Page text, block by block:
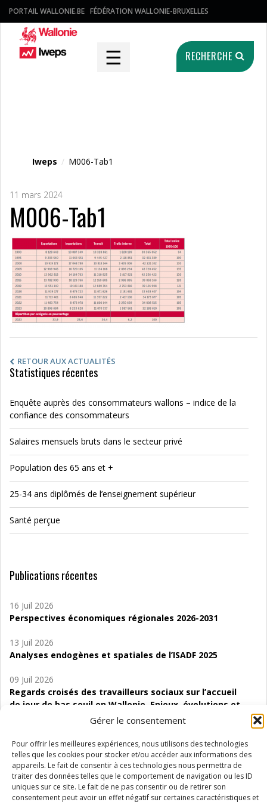
Gérer le consentement
Pour offrir les meilleures expériences, nous utilisons des technologies
telles que les cookies pour stocker et/ou accéder aux informations des
appareils. Le fait de consentir à ces technologies nous permettra de
traiter des données telles que le comportement de navigation ou les ID
uniques sur ce site. Le fait de ne pas consentir ou de retirer son
consentement peut avoir un effet négatif sur certaines caractéristiques et
PORTAIL WALLONIE.BE FÉDÉRATION WALLONIE-BRUXELLES
☰ RECHERCHE
Iweps / M006-Tab1
11 mars 2024
M006-Tab1
RETOUR AUX ACTUALITÉS
Statistiques récentes
Enquête auprès des consommateurs wallons – indice de la
confiance des consommateurs
Salaires mensuels bruts dans le secteur privé
Population des 65 ans et +
25-34 ans diplômés de l’enseignement supérieur
Santé perçue
Publications récentes
16 Juil 2026
Perspectives économiques régionales 2026-2031
13 Juil 2026
Analyses endogènes et spatiales de l’ISADF 2025
09 Juil 2026
Regards croisés des travailleurs sociaux sur l’accueil
de jour de bas seuil en Wallonie. Enjeux, évolutions et
06 Juil 2026
Étude d’évaluabilité des Structures
d’accompagnement à l’autocréation d’emploi (SAACE)
01 Juil 2026